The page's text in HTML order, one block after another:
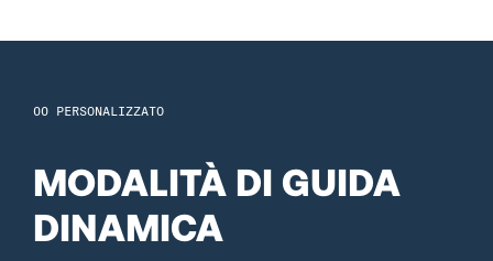
96
97
98
PERSONALIZZATO
MODALITÀ DI GUIDA
DINAMICA